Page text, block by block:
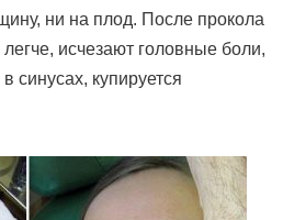
ни на плод. После прокола
легче, исчезают головные боли,
синусах, купируется